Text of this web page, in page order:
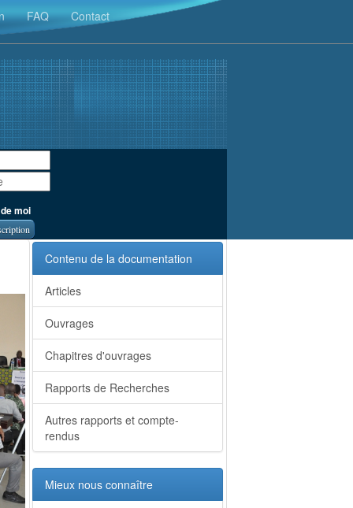
FAQ Contact
moi
Contenu de la documentation
Articles
Ouvrages
Chapitres d'ouvrages
Rapports de Recherches
Autres rapports et compte-
rendus
Mieux nous connaître